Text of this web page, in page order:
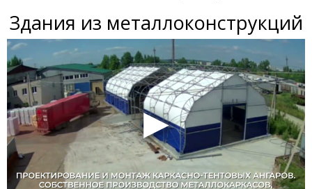
Здания из металлоконструкций